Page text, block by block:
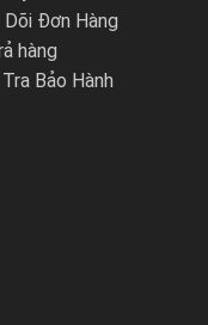
– Vải Bố)
được hàng trong
sẳn tại kho của công
Hóc Môn, Củ Chi
Đơn Hàng
hàng
Bảo Hành